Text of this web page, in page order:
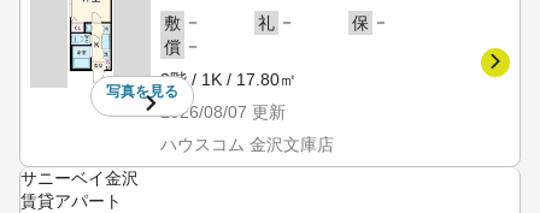
写真を見る
敷 － 礼 － 保 －
償 －
3階 / 1K / 17.80㎡
2026/08/07 更新
ハウスコム 金沢文庫店
サニーベイ金沢
賃貸アパート